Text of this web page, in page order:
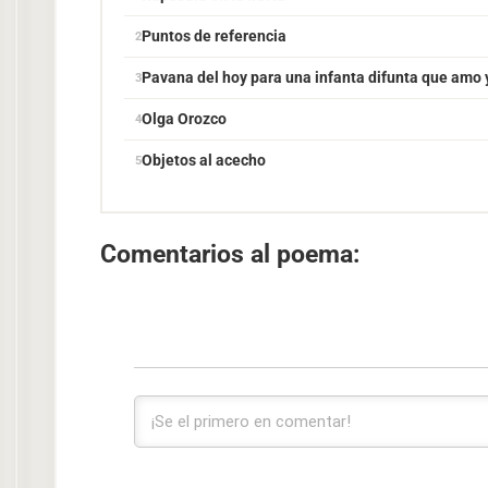
Puntos de referencia
Pavana del hoy para una infanta difunta que amo
Olga Orozco
Objetos al acecho
Comentarios al poema: